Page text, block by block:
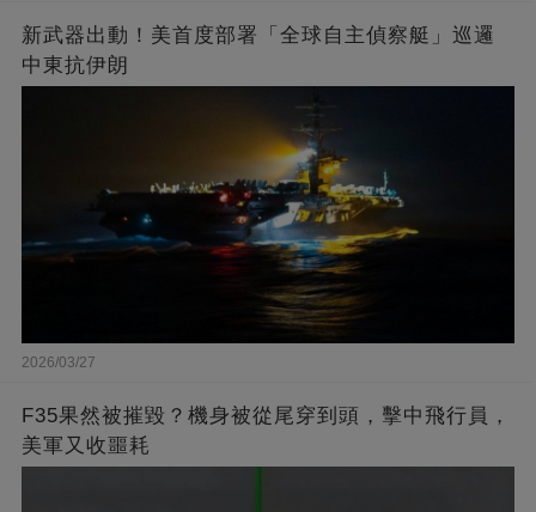
新武器出動！美首度部署「全球自主偵察艇」巡邏
中東抗伊朗
2026/03/27
F35果然被摧毀？機身被從尾穿到頭，擊中飛行員，
美軍又收噩耗